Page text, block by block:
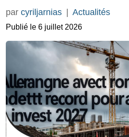
par cyriljarnias Actualités
Publié le 6 juillet 2026